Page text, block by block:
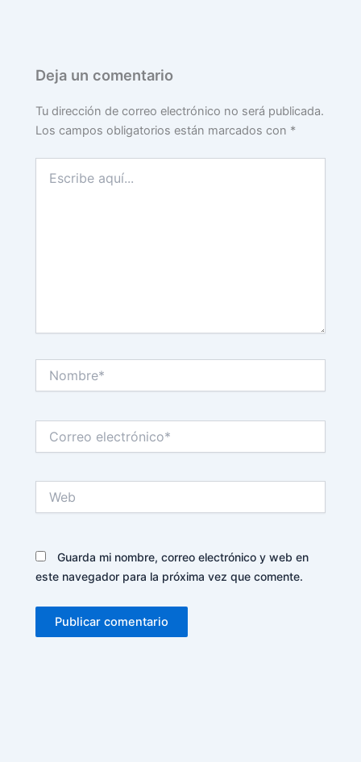
Deja un comentario
Tu dirección de correo electrónico no será publicada.
Los campos obligatorios están marcados con *
aquí...
electrónico*
Guarda mi nombre, correo electrónico y web en
este navegador para la próxima vez que comente.